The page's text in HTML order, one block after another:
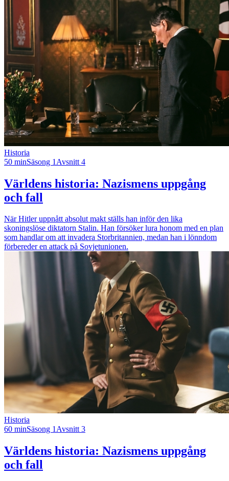
Historia
50 minSäsong 1 Avsnitt 4
Världens historia: Nazismens uppgång
och fall
När Hitler uppnått absolut makt ställs han inför den lika
skoningslöse diktatorn Stalin. Han försöker lura honom med en plan
som handlar om att invadera Storbritannien, medan han i lönndom
förbereder en attack på Sovjetunionen.
Historia
60 minSäsong 1 Avsnitt 3
Världens historia: Nazismens uppgång
och fall